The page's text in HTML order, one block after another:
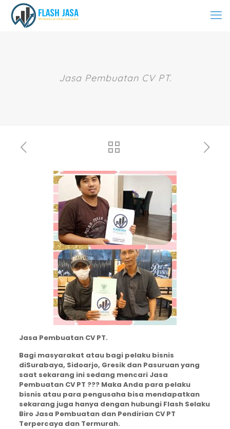
Jasa Pembuatan CV PT.
Jasa Pembuatan CV PT.
Bagi masyarakat atau bagi pelaku bisnis
diSurabaya, Sidoarjo, Gresik dan Pasuruan yang
saat sekarang ini sedang mencari Jasa
Pembuatan CV PT ??? Maka Anda para pelaku
bisnis atau para pengusaha bisa mendapatkan
sekarang juga hanya dengan hubungi Flash Selaku
Biro Jasa Pembuatan dan Pendirian CV PT
Terpercaya dan Termurah.